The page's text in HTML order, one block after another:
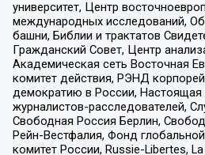
университет, Центр
международных исследований,
башни, Библии и трактатов
Гражданский Совет, Центр
Академическая сеть Восточная
комитет действия, РЭНД
демократию в России, Настоящая
журналистов-расследователей,
Свободная Россия Берлин,
Рейн-Вестфалия, Фонд
комитет России, Russie-Libertes,